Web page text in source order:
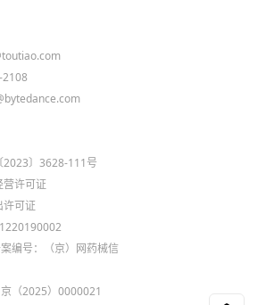
2023〕3628-111号
营许可证
许可证
编号：（京）网药械信
（2025）0000021